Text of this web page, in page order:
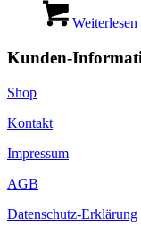
Weiterlesen
Kunden-
Shop
Kontakt
Impressum
AGB
Datenschutz-Erklärung